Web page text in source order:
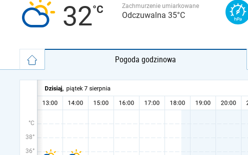
32 Zachmurzenie umiarkowane
Odczuwalna 35°C
Pogoda godzinowa
°C
38°
36°